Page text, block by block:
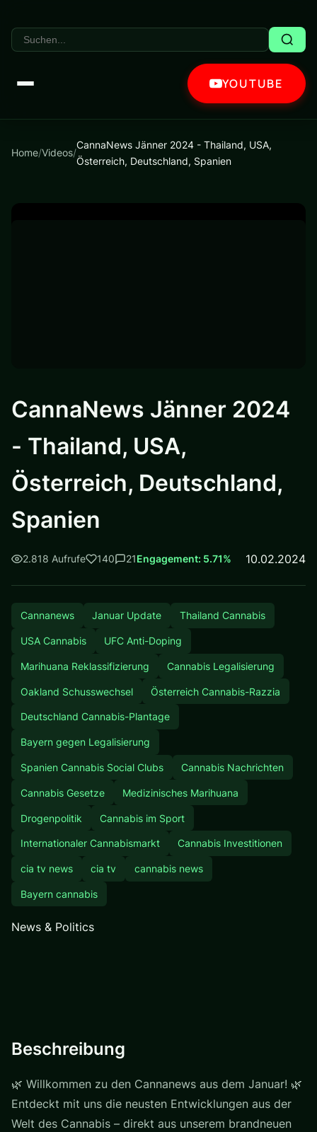
YOUTUBE
Home/Videos/
CannaNews Jänner 2024 - Thailand, USA,
Österreich, Deutschland, Spanien
CannaNews Jänner 2024
- Thailand, USA,
Österreich, Deutschland,
Spanien
2.818 Aufrufe 140 21Engagement: 5.71% 10.02.2024
Cannanews Januar Update Thailand Cannabis
USA Cannabis UFC Anti-Doping
Marihuana Reklassifizierung Cannabis Legalisierung
Oakland Schusswechsel Österreich Cannabis-Razzia
Deutschland Cannabis-Plantage
Bayern gegen Legalisierung
Spanien Cannabis Social Clubs Cannabis Nachrichten
Cannabis Gesetze Medizinisches Marihuana
Drogenpolitik Cannabis im Sport
Internationaler Cannabismarkt Cannabis Investitionen
cia tv news cia tv cannabis news
Bayern cannabis
News & Politics
Beschreibung
🌿 Willkommen zu den Cannanews aus dem Januar! 🌿
Entdeckt mit uns die neusten Entwicklungen aus der
Welt des Cannabis – direkt aus unserem brandneuen